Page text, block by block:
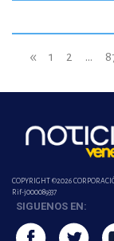
« 1 2 ...
COPYRIGHT ©2026
Rif-j000089337
SIGUENOS EN: